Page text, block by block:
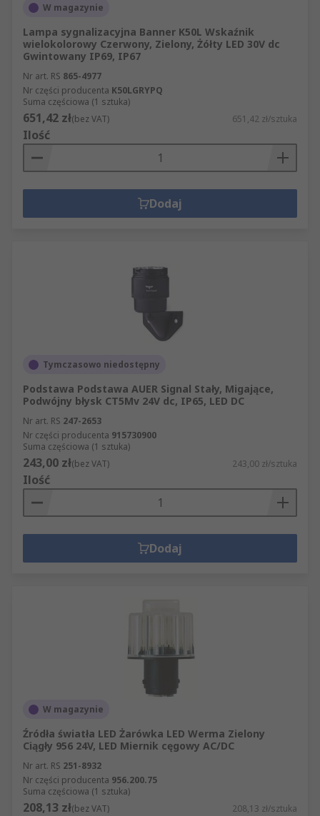
W magazynie
Lampa sygnalizacyjna Banner K50L Wskaźnik
wielokolorowy Czerwony, Zielony, Żółty LED 30V dc
Gwintowany IP69, IP67
Nr art. RS 865-4977
Nr części producenta K50LGRYPQ
Suma częściowa (1 sztuka)
651,42 zł(bez VAT) 651,42 zł/sztuka
Ilość
Dodaj
Tymczasowo niedostępny
Podstawa Podstawa AUER Signal Stały, Migające,
Podwójny błysk CT5Mv 24V dc, IP65, LED DC
Nr art. RS 247-2653
Nr części producenta 915730900
Suma częściowa (1 sztuka)
243,00 zł(bez VAT) 243,00 zł/sztuka
Ilość
Dodaj
W magazynie
Źródła światła LED Żarówka LED Werma Zielony
Ciągły 956 24V, LED Miernik cęgowy AC/DC
Nr art. RS 251-8932
Nr części producenta 956.200.75
Suma częściowa (1 sztuka)
208,13 zł(bez VAT) 208,13 zł/sztuka